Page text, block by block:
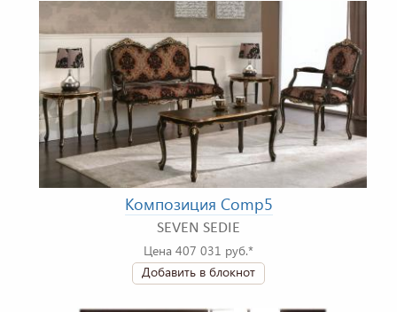
Композиция Comp5
SEVEN SEDIE
Цена 407 031 руб.*
Добавить в блокнот